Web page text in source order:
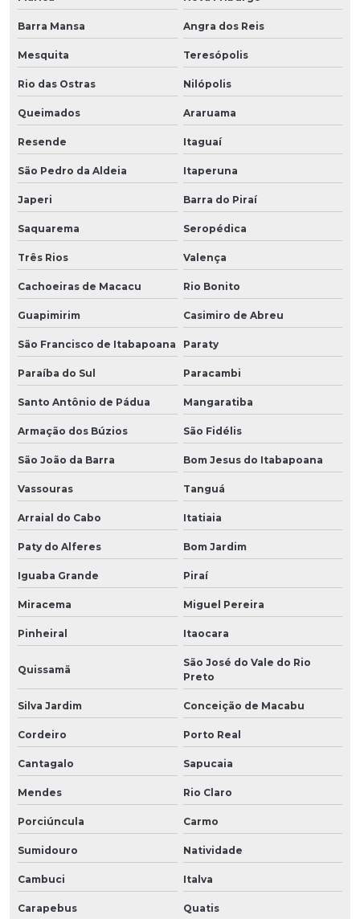
Barra Mansa Angra dos Reis
Mesquita Teresópolis
Rio das Ostras Nilópolis
Queimados Araruama
Resende Itaguaí
São Pedro da Aldeia Itaperuna
Japeri Barra do Piraí
Saquarema Seropédica
Três Rios Valença
Cachoeiras de Macacu Rio Bonito
Guapimirim Casimiro de Abreu
São Francisco de Itabapoana Paraty
Paraíba do Sul Paracambi
Santo Antônio de Pádua Mangaratiba
Armação dos Búzios São Fidélis
São João da Barra Bom Jesus do Itabapoana
Vassouras Tanguá
Arraial do Cabo Itatiaia
Paty do Alferes Bom Jardim
Iguaba Grande Piraí
Miracema Miguel Pereira
Pinheiral Itaocara
Quissamã
São José do Vale do Rio
Preto
Silva Jardim Conceição de Macabu
Cordeiro Porto Real
Cantagalo Sapucaia
Mendes Rio Claro
Porciúncula Carmo
Sumidouro Natividade
Cambuci Italva
Carapebus Quatis